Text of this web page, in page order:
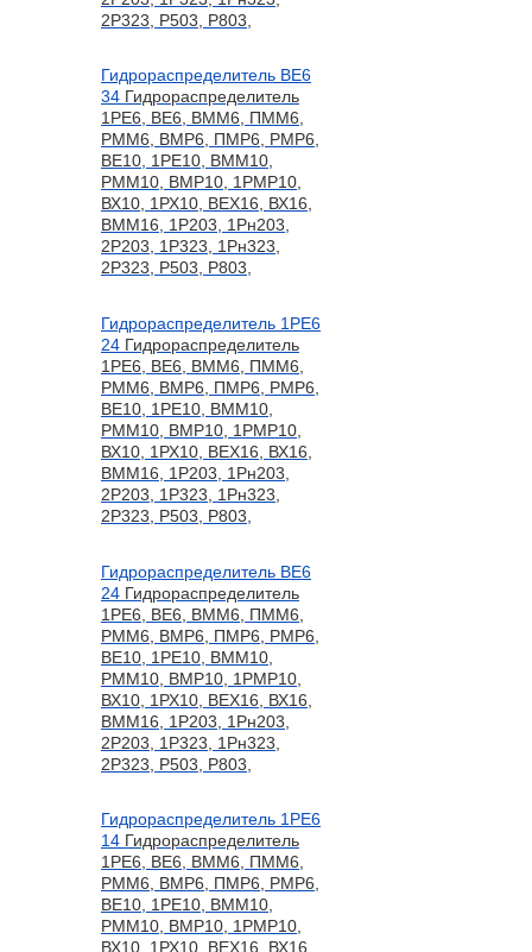
2Р323, Р503, Р803,
Гидрораспределитель ВЕ6
34 Гидрораспределитель
1РЕ6, ВЕ6, ВММ6, ПММ6,
РММ6, ВМР6, ПМР6, РМР6,
ВЕ10, 1РЕ10, ВММ10,
РММ10, ВМР10, 1РМР10,
ВХ10, 1РХ10, ВЕХ16, ВХ16,
ВММ16, 1Р203, 1Рн203,
2Р203, 1Р323, 1Рн323,
2Р323, Р503, Р803,
Гидрораспределитель 1РЕ6
24 Гидрораспределитель
1РЕ6, ВЕ6, ВММ6, ПММ6,
РММ6, ВМР6, ПМР6, РМР6,
ВЕ10, 1РЕ10, ВММ10,
РММ10, ВМР10, 1РМР10,
ВХ10, 1РХ10, ВЕХ16, ВХ16,
ВММ16, 1Р203, 1Рн203,
2Р203, 1Р323, 1Рн323,
2Р323, Р503, Р803,
Гидрораспределитель ВЕ6
24 Гидрораспределитель
1РЕ6, ВЕ6, ВММ6, ПММ6,
РММ6, ВМР6, ПМР6, РМР6,
ВЕ10, 1РЕ10, ВММ10,
РММ10, ВМР10, 1РМР10,
ВХ10, 1РХ10, ВЕХ16, ВХ16,
ВММ16, 1Р203, 1Рн203,
2Р203, 1Р323, 1Рн323,
2Р323, Р503, Р803,
Гидрораспределитель 1РЕ6
14 Гидрораспределитель
1РЕ6, ВЕ6, ВММ6, ПММ6,
РММ6, ВМР6, ПМР6, РМР6,
ВЕ10, 1РЕ10, ВММ10,
РММ10, ВМР10, 1РМР10,
ВХ10, 1РХ10, ВЕХ16, ВХ16,